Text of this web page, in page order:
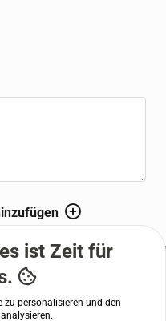
23, 20099 Hamburg, DE
ist Zeit für
zu personalisieren und den